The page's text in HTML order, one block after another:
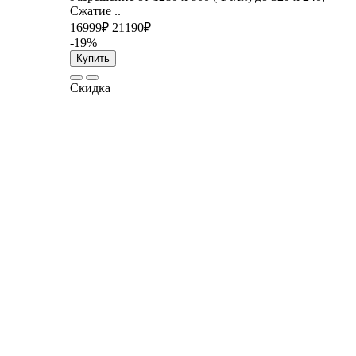
Сжатие ..
16999₽ 21190₽
-19%
Купить
Скидка